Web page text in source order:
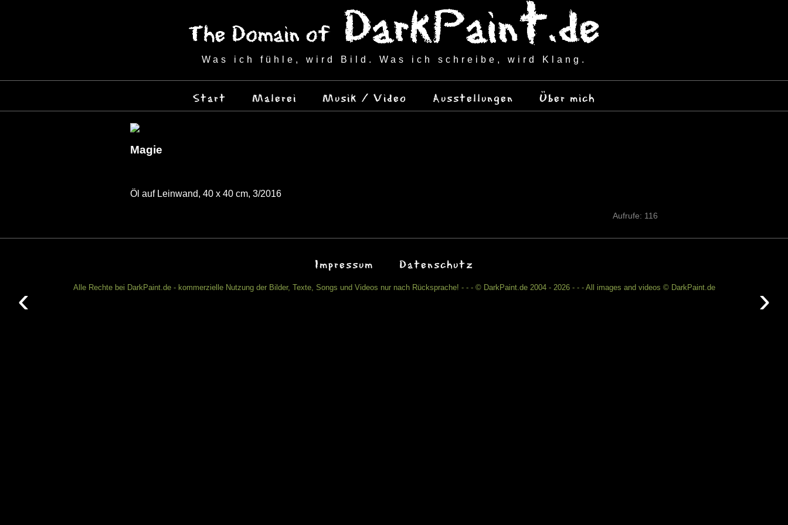
Was ich fühle, wird Bild. Was ich schreibe, wird Klang.
Start Malerei Musik / Video Ausstellungen Über mich
‹ ›
Magie
Öl auf Leinwand, 40 x 40 cm, 3/2016
Aufrufe: 116
Impressum Datenschutz
Alle Rechte bei DarkPaint.de - kommerzielle Nutzung der Bilder, Texte, Songs und Videos nur nach Rücksprache! - - - © DarkPaint.de 2004 - 2026 - - - All images and videos © DarkPaint.de